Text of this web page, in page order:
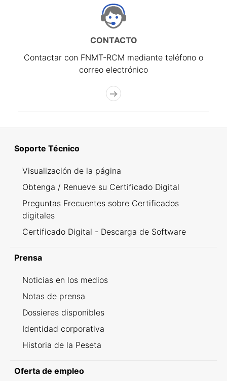
CONTACTO
Contactar con FNMT-RCM mediante teléfono o
correo electrónico
Soporte Técnico
Visualización de la página
Obtenga / Renueve su Certificado Digital
Preguntas Frecuentes sobre Certificados
digitales
Certificado Digital - Descarga de Software
Prensa
Noticias en los medios
Notas de prensa
Dossieres disponibles
Identidad corporativa
Historia de la Peseta
Oferta de empleo